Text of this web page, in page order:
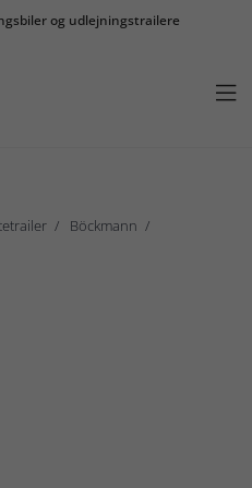
og udlejningstrailere

Böckmann